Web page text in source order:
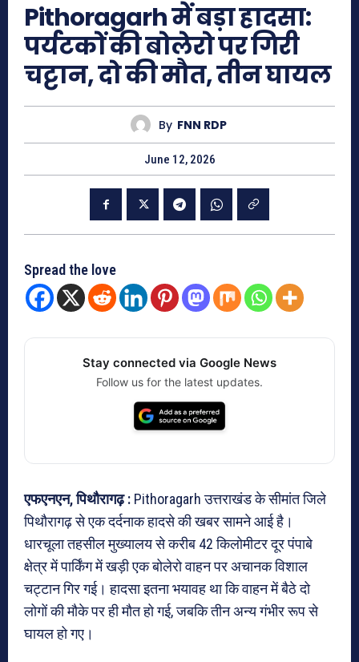
Pithoragarh में बड़ा हादसा:
पर्यटकों की बोलेरो पर गिरी
चट्टान, दो की मौत, तीन घायल
By FNN RDP
June 12, 2026
Spread the love
Stay connected via Google News
Follow us for the latest updates.
एफएनएन, पिथौरागढ़ : Pithoragarh उत्तराखंड के सीमांत जिले
पिथौरागढ़ से एक दर्दनाक हादसे की खबर सामने आई है।
धारचूला तहसील मुख्यालय से करीब 42 किलोमीटर दूर पंपाबे
क्षेत्र में पार्किंग में खड़ी एक बोलेरो वाहन पर अचानक विशाल
चट्टान गिर गई। हादसा इतना भयावह था कि वाहन में बैठे दो
लोगों की मौके पर ही मौत हो गई, जबकि तीन अन्य गंभीर रूप से
घायल हो गए।